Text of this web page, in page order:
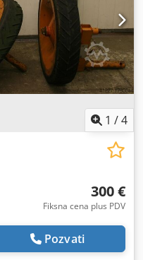
1 /4
300 €
Fiksna cena plus PDV
Pozvati